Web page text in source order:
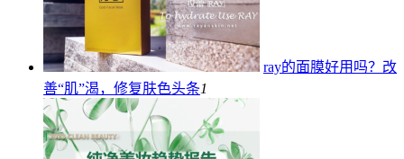
ray的面膜好用吗？改
善“肌”渴，修复肤色头条1